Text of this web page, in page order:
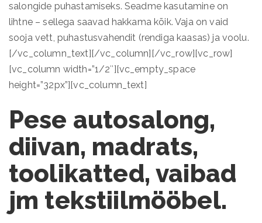
salongide puhastamiseks. Seadme kasutamine on
lihtne – sellega saavad hakkama kõik. Vaja on vaid
sooja vett, puhastusvahendit (rendiga kaasas) ja voolu.
[/vc_column_text][/vc_column][/vc_row][vc_row]
[vc_column width=”1/2″][vc_empty_space
height=”32px”][vc_column_text]
Pese autosalong,
diivan, madrats,
toolikatted, vaibad
jm tekstiilmööbel.